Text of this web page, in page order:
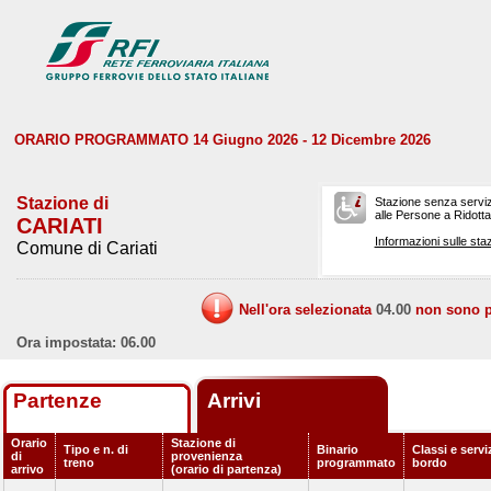
ORARIO PROGRAMMATO 14 Giugno 2026 - 12 Dicembre 2026
Stazione di
CARIATI
Comune di Cariati
Stazione senza
alle Persone a
Informazioni sulle
Nell'ora selezionata 04.00 non sono
Ora impostata: 06.00
Partenze Arrivi
Orario
di
arrivo
Tipo e n. di
treno
Stazione di
provenienza
(orario di partenza)
Binario
programmato
Classi e
bordo